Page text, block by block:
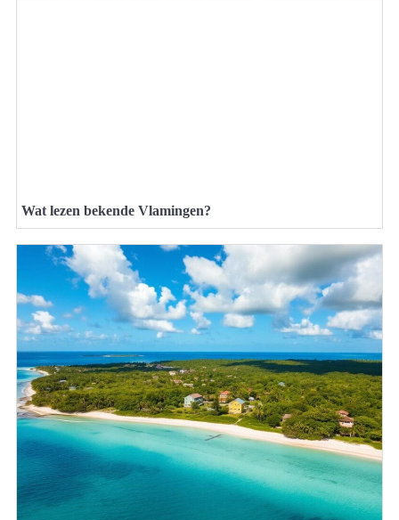
Wat lezen bekende Vlamingen?